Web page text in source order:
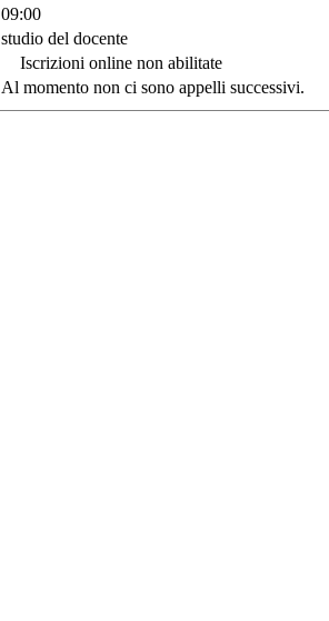
09:00
studio del docente
Iscrizioni online non abilitate
Al momento non ci sono appelli successivi.